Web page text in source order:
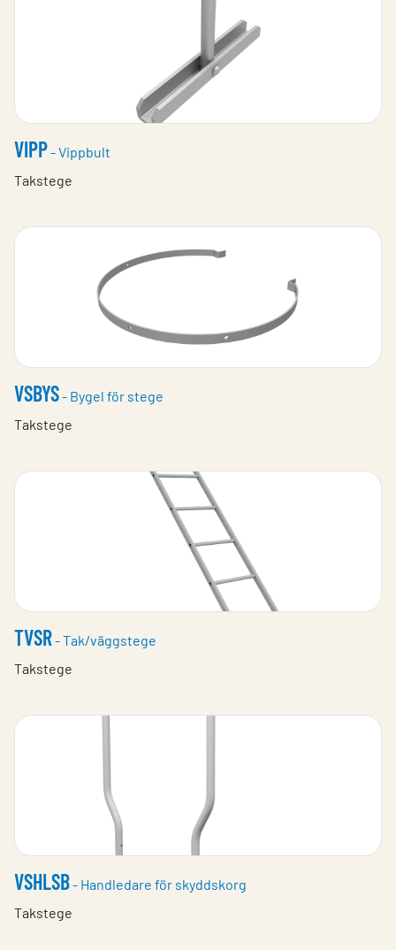
VIPP- Vippbult
Takstege
VSBYS- Bygel för stege
Takstege
TVSR- Tak/väggstege
Takstege
VSHLSB- Handledare för skyddskorg
Takstege